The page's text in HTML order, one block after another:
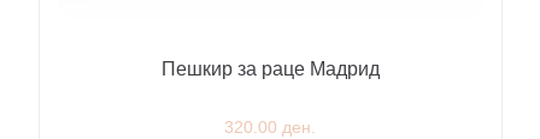
Пешкир за раце Мадрид
320.00 ден.